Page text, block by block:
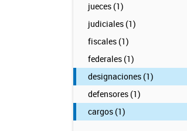
jueces (1)
judiciales (1)
fiscales (1)
federales (1)
designaciones (1)
defensores (1)
cargos (1)